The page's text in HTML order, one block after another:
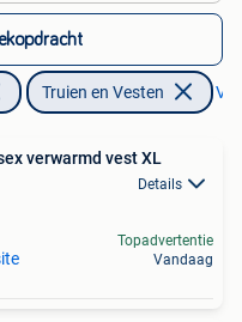
Truien en Vesten
verwarmd vest XL
Details
Topadvertentie
Vandaag